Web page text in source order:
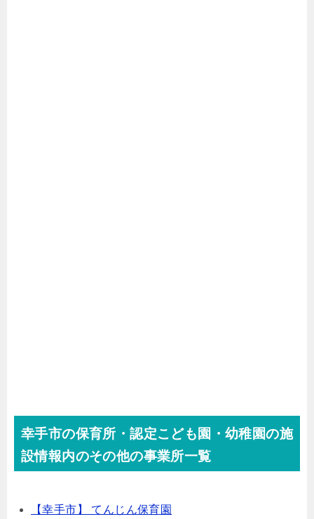
幸手市の保育所・認定こども園・幼稚園の施
設情報内のその他の事業所一覧
【幸手市】 てんじん保育園